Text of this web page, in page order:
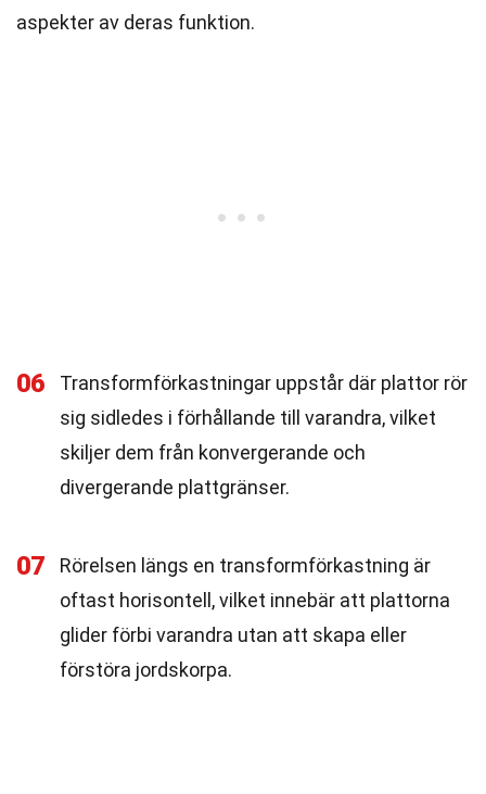
aspekter av deras funktion.
06
Transformförkastningar uppstår där plattor rör
sig sidledes i förhållande till varandra, vilket
skiljer dem från konvergerande och
divergerande plattgränser.
07
Rörelsen längs en transformförkastning är
oftast horisontell, vilket innebär att plattorna
glider förbi varandra utan att skapa eller
förstöra jordskorpa.